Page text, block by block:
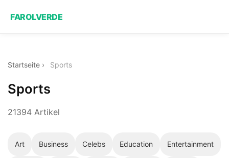
FAROLVERDE
Startseite › Sports
Sports
21394 Artikel
Art Business Celebs Education Entertainment